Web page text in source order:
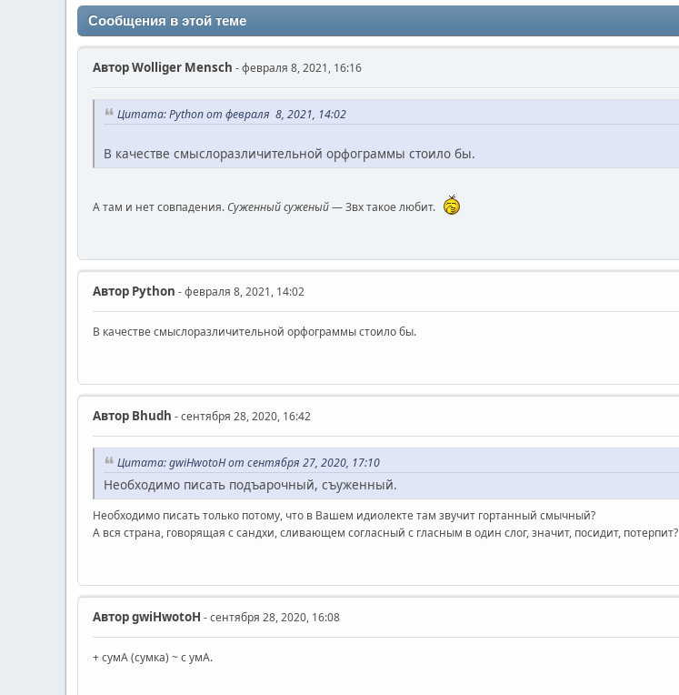
Сообщения в этой теме
АвторWolliger Mensch - февраля 8, 2021, 16:16
Цитата: Python от февраля 8, 2021, 14:02
В качестве смыслоразличительной орфограммы стоило бы.
А там и нет совпадения. Суженный суженый— Звх такое любит.
Автор Python - февраля 8, 2021, 14:02
В качестве смыслоразличительной орфограммы стоило бы.
Автор Bhudh - сентября 28, 2020, 16:42
Цитата: gwiHwotoH от сентября 27, 2020, 17:10
Необходимо писать подъарочный, съуженный.
Необходимо писать только потому, что в Вашем идиолекте там звучит гортанный смычный?
А вся страна, говорящая с сандхи, сливающем согласный с гласным в один слог, значит, посидит, потерпит?
АвторgwiHwotoH - сентября 28, 2020, 16:08
+ сумА (сумка) ~ с умА.